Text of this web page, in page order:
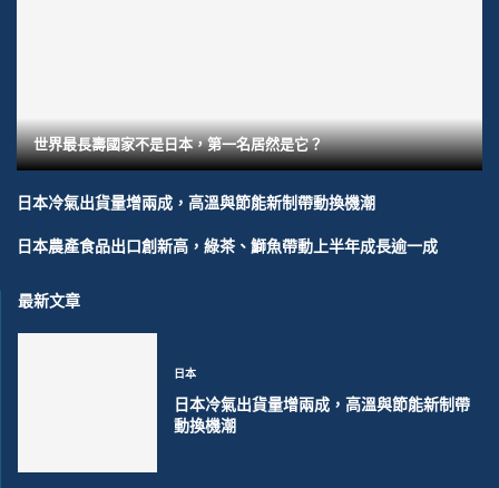
世界最長壽國家不是日本，第一名居然是它？
日本冷氣出貨量增兩成，高溫與節能新制帶動換機潮
日本農產食品出口創新高，綠茶、鰤魚帶動上半年成長逾一成
最新文章
日本
日本冷氣出貨量增兩成，高溫與節能新制帶
動換機潮